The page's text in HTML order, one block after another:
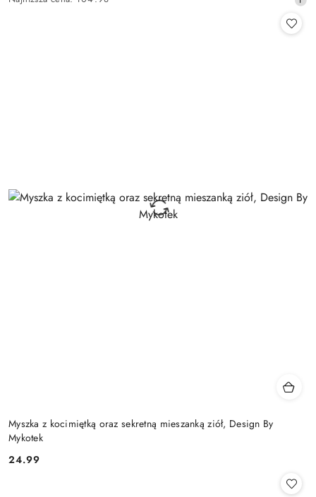
promocyjna:
Myszka z kocimiętką oraz sekretną mieszanką ziół, Design By
Mykotek
Cena:
24.99